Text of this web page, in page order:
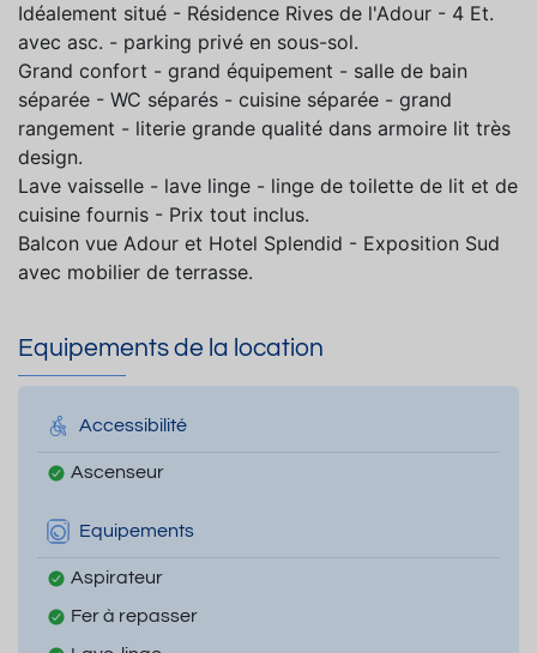
Idéalement situé - Résidence Rives de l'Adour - 4 Et.
avec asc. - parking privé en sous-sol.
Grand confort - grand équipement - salle de bain
séparée - WC séparés - cuisine séparée - grand
rangement - literie grande qualité dans armoire lit très
design.
Lave vaisselle - lave linge - linge de toilette de lit et de
cuisine fournis - Prix tout inclus.
Balcon vue Adour et Hotel Splendid - Exposition Sud
avec mobilier de terrasse.
Equipements de la location
Accessibilité
Ascenseur
Equipements
Aspirateur
Fer à repasser